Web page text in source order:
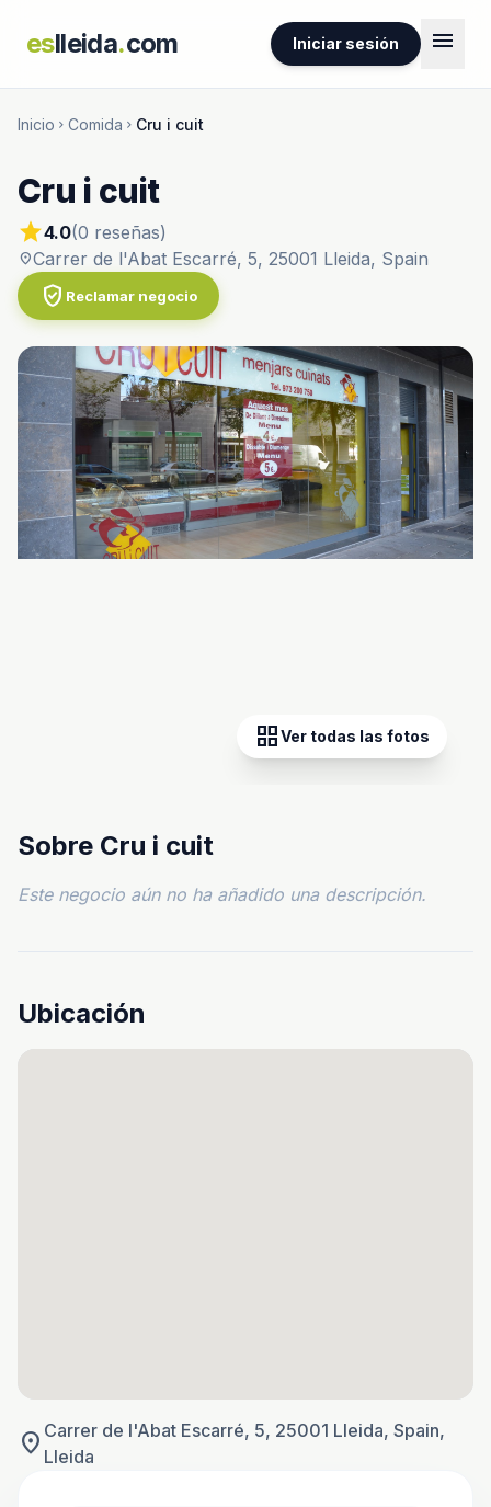
eslleida.com Iniciar sesión menu
Inicio chevron_right Comida chevron_right Cru i cuit
Cru i cuit
star4.0(0 reseñas)
location_onCarrer de l'Abat Escarré, 5, 25001 Lleida, Spain
verified_user Reclamar negocio
grid_viewVer todas las fotos
Sobre Cru i cuit
Este negocio aún no ha añadido una descripción.
Ubicación
location_on Carrer de l'Abat Escarré, 5, 25001 Lleida, Spain,
Lleida